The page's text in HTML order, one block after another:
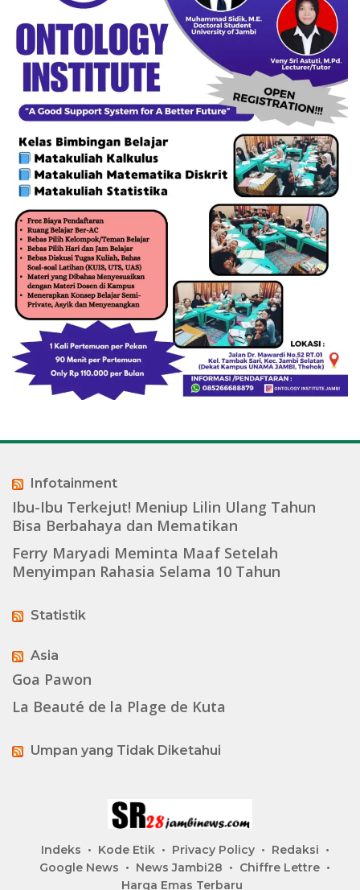
Infotainment
Ibu-Ibu Terkejut! Meniup Lilin Ulang Tahun
Bisa Berbahaya dan Mematikan
Ferry Maryadi Meminta Maaf Setelah
Menyimpan Rahasia Selama 10 Tahun
Statistik
Asia
Goa Pawon
La Beauté de la Plage de Kuta
Umpan yang Tidak Diketahui
Indeks Kode Etik Privacy Policy
Redaksi
Google News
News Jambi28
Chiffre Lettre
Harga Emas Terbaru